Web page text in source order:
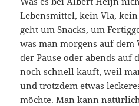
Lebensmittel, kein Vla,
geht um Snacks, um
was man morgens auf dem
der Pause oder abends auf
noch schnell kauft, weil
und trotzdem etwas
möchte. Man kann